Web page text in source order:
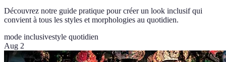
Découvrez notre guide pratique pour créer un look inclusif qui
convient à tous les styles et morphologies au quotidien.
mode inclusivestyle quotidien
Aug 2